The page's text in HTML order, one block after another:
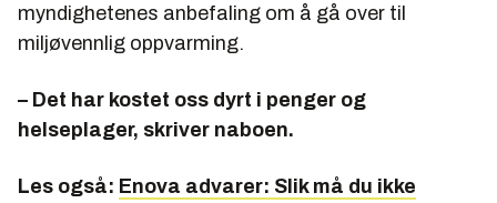
myndighetenes anbefaling om å gå over til
miljøvennlig oppvarming.
– Det har kostet oss dyrt i penger og
helseplager, skriver naboen.
Les også: Enova advarer: Slik må du ikke